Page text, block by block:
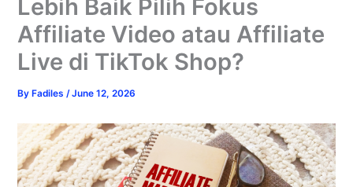
Lebih Baik Pilih Fokus
Affiliate Video atau Affiliate
Live di TikTok Shop?
By Fadiles/June 12, 2026